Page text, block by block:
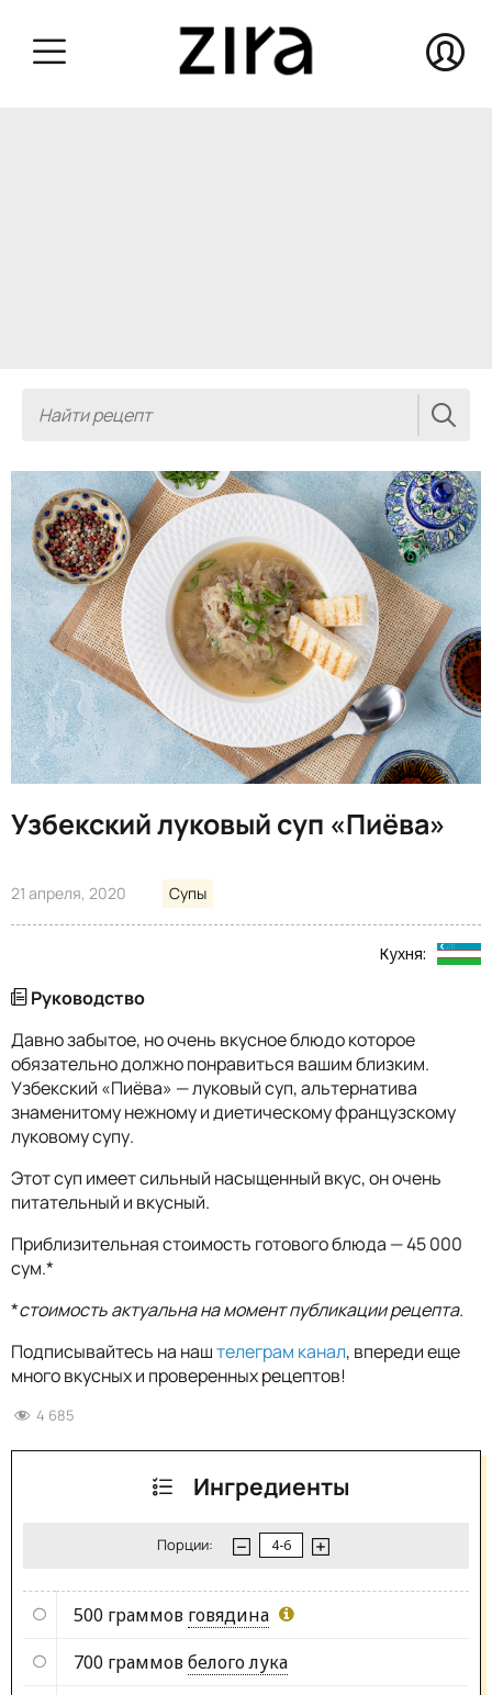
Узбекский луковый суп «Пиёва»
21 апреля, 2020 Супы
Кухня:
Руководство
Давно забытое, но очень вкусное блюдо которое
обязательно должно понравиться вашим близким.
Узбекский «Пиёва» — луковый суп, альтернатива
знаменитому нежному и диетическому французскому
луковому супу.
Этот суп имеет сильный насыщенный вкус, он очень
питательный и вкусный.
Приблизительная стоимость готового блюда — 45 000
сум.*
*стоимость актуальна на момент публикации рецепта.
Подписывайтесь на наштелеграм канал, впереди еще
много вкусных и проверенных рецептов!
4 685
Ингредиенты
Порции:
500 граммов говядина
700 граммовбелого лука